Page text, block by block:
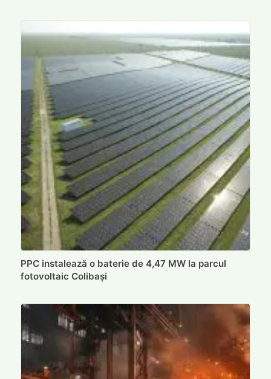
PPC instalează o baterie de 4,47 MW la parcul
fotovoltaic Colibași